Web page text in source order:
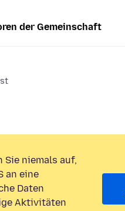
der Gemeinschaft
Sie niemals auf,
an eine
Daten
Aktivitäten